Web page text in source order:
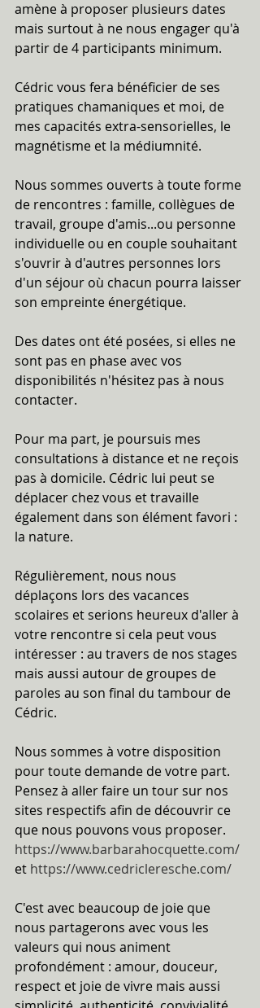
amène à proposer plusieurs dates
mais surtout à ne nous engager qu'à
partir de 4 participants minimum.
Cédric vous fera bénéficier de ses
pratiques chamaniques et moi, de
mes capacités extra-sensorielles, le
magnétisme et la médiumnité.
Nous sommes ouverts à toute forme
de rencontres : famille, collègues de
travail, groupe d'amis...ou personne
individuelle ou en couple souhaitant
s'ouvrir à d'autres personnes lors
d'un séjour où chacun pourra laisser
son empreinte énergétique.
Des dates ont été posées, si elles ne
sont pas en phase avec vos
disponibilités n'hésitez pas à nous
contacter.
Pour ma part, je poursuis mes
consultations à distance et ne reçois
pas à domicile. Cédric lui peut se
déplacer chez vous et travaille
également dans son élément favori :
la nature.
Régulièrement, nous nous
déplaçons lors des vacances
scolaires et serions heureux d'aller à
votre rencontre si cela peut vous
intéresser : au travers de nos stages
mais aussi autour de groupes de
paroles au son final du tambour de
Cédric.
Nous sommes à votre disposition
pour toute demande de votre part.
Pensez à aller faire un tour sur nos
sites respectifs afin de découvrir ce
que nous pouvons vous proposer.
https://www.barbarahocquette.com/
et https://www.cedricleresche.com/
C'est avec beaucoup de joie que
nous partagerons avec vous les
valeurs qui nous animent
profondément : amour, douceur,
respect et joie de vivre mais aussi